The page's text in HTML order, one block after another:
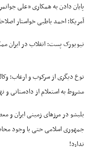
پایان دادن به همکاری «علی
آمریکا؛ احمد باطبی خواستار
نیویورک پست: انقلاب در ایران
نوع دیگری از سرکوب و ارعاب؛
مشروط به استعلام از دادستانی و
بلبشو در مرزهای زمینی ایران و
جمهوری اسلامی حتی با وجود
ندارد!